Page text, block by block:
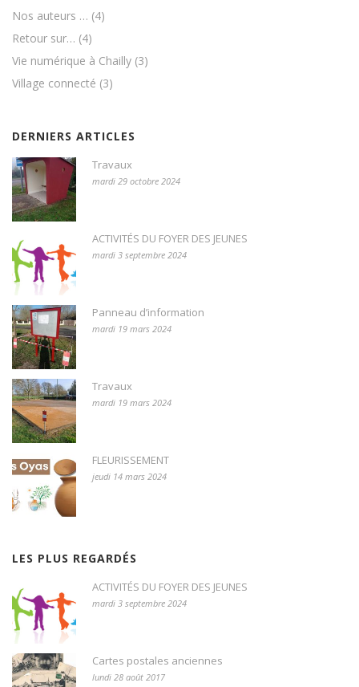
Nos auteurs … (4)
Retour sur… (4)
Vie numérique à Chailly (3)
Village connecté (3)
DERNIERS ARTICLES
Travaux
mardi 29 octobre 2024
ACTIVITÉS DU FOYER DES JEUNES
mardi 3 septembre 2024
Panneau d’information
mardi 19 mars 2024
Travaux
mardi 19 mars 2024
FLEURISSEMENT
jeudi 14 mars 2024
LES PLUS REGARDÉS
ACTIVITÉS DU FOYER DES JEUNES
mardi 3 septembre 2024
Cartes postales anciennes
lundi 28 août 2017